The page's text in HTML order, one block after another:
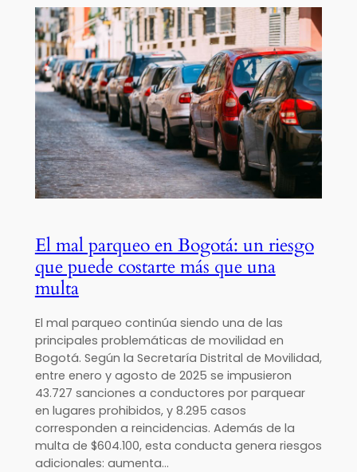
El mal parqueo en Bogotá: un riesgo
que puede costarte más que una
multa
El mal parqueo continúa siendo una de las
principales problemáticas de movilidad en
Bogotá. Según la Secretaría Distrital de Movilidad,
entre enero y agosto de 2025 se impusieron
43.727 sanciones a conductores por parquear
en lugares prohibidos, y 8.295 casos
corresponden a reincidencias. Además de la
multa de $604.100, esta conducta genera riesgos
adicionales: aumenta…